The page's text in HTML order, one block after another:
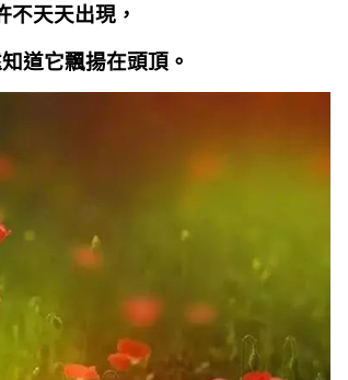
不天天出現，
道它飄揚在頭頂。